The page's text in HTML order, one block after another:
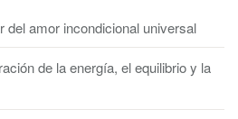
del amor incondicional universal
de la energía, el equilibrio y la